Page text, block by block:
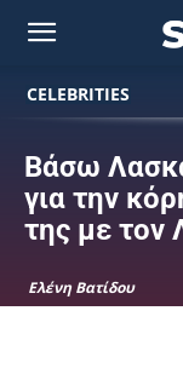
CELEBRITIES
Βάσω
για την
της με τον
Ελένη Βατίδου